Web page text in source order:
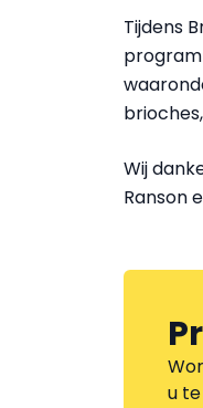
Tijdens
Wij
Ranson
u